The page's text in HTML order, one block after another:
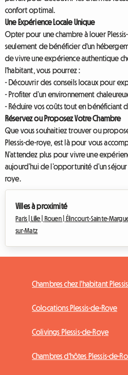
confort optimal.
Une Expérience Locale Unique
Opter pour une chambre à louer
seulement de bénéficier d'un
de vivre une expérience authentique
l'habitant, vous pourrez :
- Découvrir des conseils locaux pour
- Profiter d’un environnement
- Réduire vos coûts tout en bénéficiant
Réservez ou Proposez Votre Chambre
Que vous souhaitiez trouver ou
Plessis-de-roye, est là pour vous
N’attendez plus pour vivre une
aujourd’hui de l’opportunité d’un
roye.
Villes à proximité
Paris |Lille | Rouen | Élincourt-Sainte-
sur-Matz
Chambres chez l'habitant
Colocations Plessis-de-Roye
Colivings Plessis-de-Roye
Chambres d'hôtes Plessis-de-